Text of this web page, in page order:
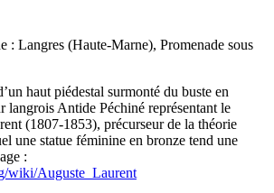
: Langres (Haute-Marne), Promenade sous
haut piédestal surmonté du buste en
langrois Antide Péchiné représentant le
(1807-1853), précurseur de la théorie
une statue féminine en bronze tend une
:
wiki/Auguste_Laurent